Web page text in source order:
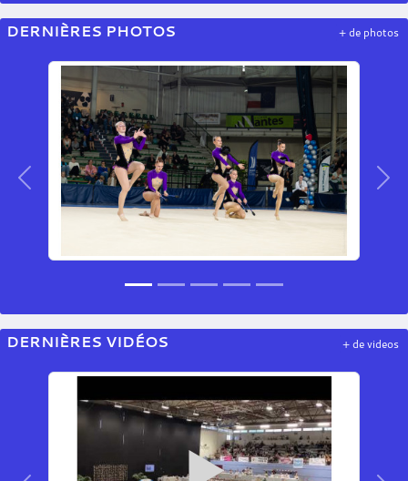
DERNIÈRES PHOTOS
Précedent
+ de photos
DERNIÈRES VIDÉOS + de videos